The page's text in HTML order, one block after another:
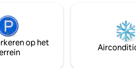
is
met
bij het uitchecken worden
degenen die dat niet willen,
een schoonmaakoptie.
op het